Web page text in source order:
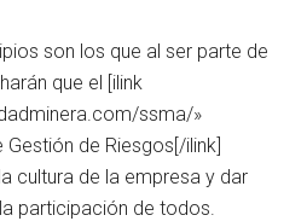
son los que al ser parte de
que el [ilink
ssma/»
Gestión de Riesgos[/ilink]
cultura de la empresa y dar
participación de todos.